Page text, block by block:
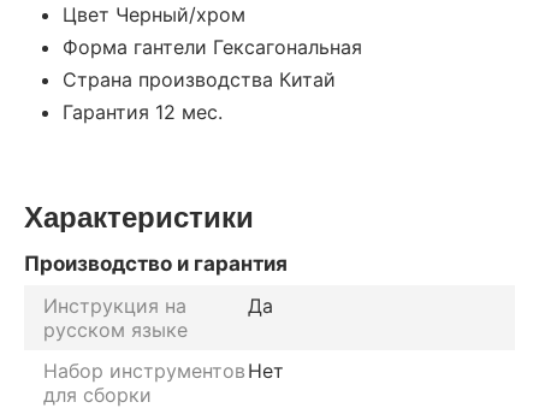
Цвет Черный/хром
Форма гантели Гексагональная
Страна производства Китай
Гарантия 12 мес.
Характеристики
Производство и гарантия
Инструкция на
русском языке
Да
Набор инструментов
для сборки
Нет